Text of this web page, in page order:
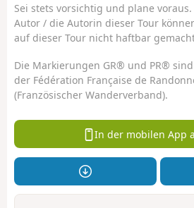
Sei stets vorsichtig und plane
Autor / die Autorin dieser Tour
auf dieser Tour nicht haftbar
Die Markierungen GR® und PR®
der Fédération Française de
(Französischer Wanderverband).
In der mobilen App